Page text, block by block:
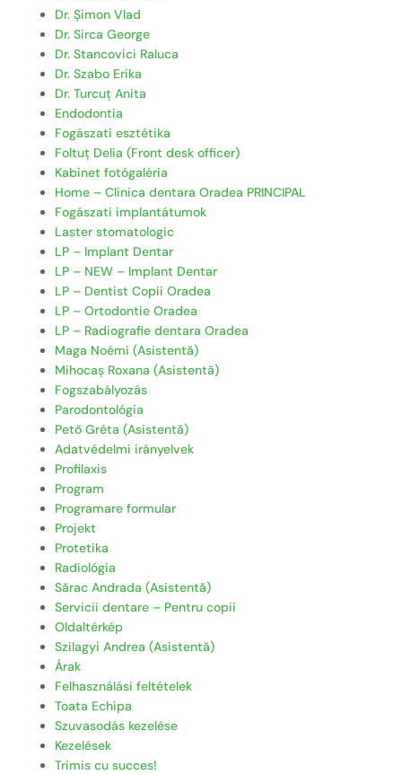
Dr. Șimon Vlad
Dr. Sirca George
Dr. Stancovici Raluca
Dr. Szabo Erika
Dr. Turcuț Anita
Endodontia
Fogászati esztétika
Foltuț Delia (Front desk officer)
Kabinet fotógaléria
Home – Clinica dentara Oradea PRINCIPAL
Fogászati implantátumok
Laster stomatologic
LP – Implant Dentar
LP – NEW – Implant Dentar
LP – Dentist Copii Oradea
LP – Ortodontie Oradea
LP – Radiografie dentara Oradea
Maga Noémi (Asistentă)
Mihocaș Roxana (Asistentă)
Fogszabályozás
Parodontológia
Pető Gréta (Asistentă)
Adatvédelmi irányelvek
Profilaxis
Program
Programare formular
Projekt
Protetika
Radiológia
Sărac Andrada (Asistentă)
Servicii dentare – Pentru copii
Oldaltérkép
Szilagyi Andrea (Asistentă)
Árak
Felhasználási feltételek
Toata Echipa
Szuvasodás kezelése
Kezelések
Trimis cu succes!